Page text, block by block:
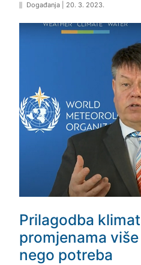
Događanja 20. 3. 2023.
Prilagodba
promjenama
nego potreba